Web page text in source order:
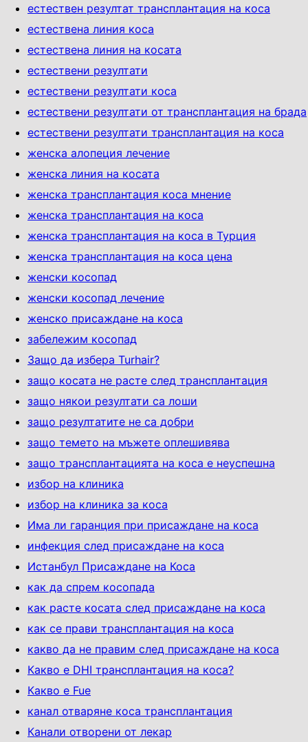
естествен резултат трансплантация на коса
естествена линия коса
естествена линия на косата
естествени резултати
естествени резултати коса
естествени резултати от трансплантация на брада
естествени резултати трансплантация на коса
женска алопеция лечение
женска линия на косата
женска трансплантация коса мнение
женска трансплантация на коса
женска трансплантация на коса в Турция
женска трансплантация на коса цена
женски косопад
женски косопад лечение
женско присаждане на коса
забележим косопад
Защо да избера Turhair?
защо косата не расте след трансплантация
защо някои резултати са лоши
защо резултатите не са добри
защо темето на мъжете оплешивява
защо трансплантацията на коса е неуспешна
избор на клиника
избор на клиника за коса
Има ли гаранция при присаждане на коса
инфекция след присаждане на коса
Истанбул Присаждане на Коса
как да спрем косопада
как расте косата след присаждане на коса
как се прави трансплантация на коса
какво да не правим след присаждане на коса
Какво е DHI трансплантация на коса?
Какво е Fue
канал отваряне коса трансплантация
Канали отворени от лекар